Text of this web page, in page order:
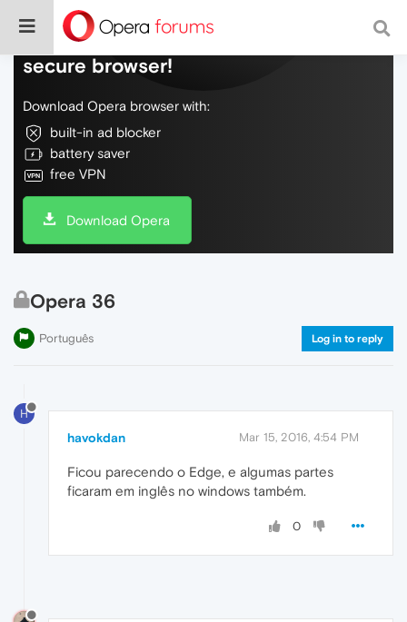
Do more on the web, with a fast and
secure browser!
Download Opera browser with:
built-in ad blocker
battery saver
free VPN
Download Opera
Opera 36
Português Log in to reply
H
havokdan Mar 15, 2016, 4:54 PM
Ficou parecendo o Edge, e algumas partes
ficaram em inglês no windows também.
0